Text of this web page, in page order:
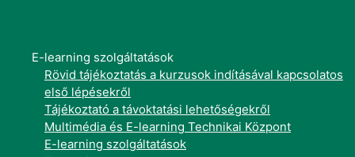
E-learning szolgáltatások
Rövid tájékoztatás a kurzusok indításával kapcsolatos
első lépésekről
Tájékoztató a távoktatási lehetőségekről
Multimédia és E-learning Technikai Központ
E-learning szolgáltatások